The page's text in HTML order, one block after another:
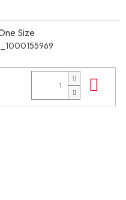
Size